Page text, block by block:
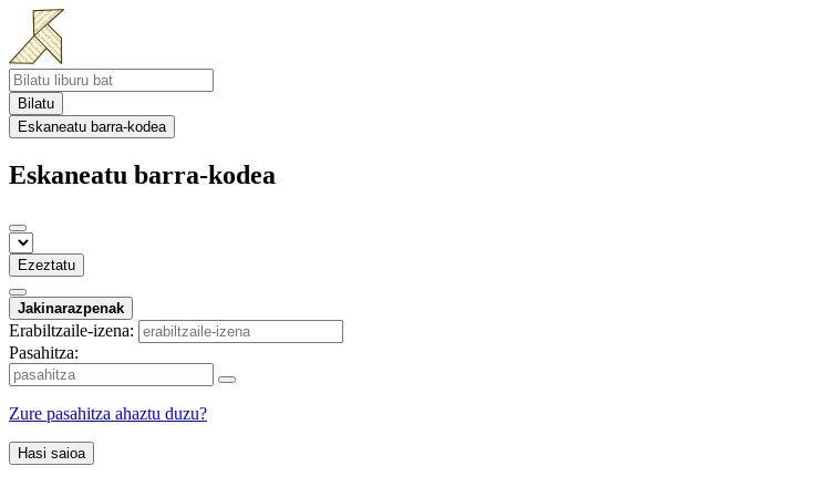
Bilatu
Eskaneatu barra-kodea
Eskaneatu barra-kodea
Ezeztatu
Jakinarazpenak
Erabiltzaile-izena:
Pasahitza:
Zure pasahitza ahaztu duzu?
Hasi saioa